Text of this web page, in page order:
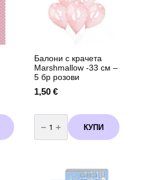
Балони с крачета
Marshmallow -33 см –
5 бр розови
1,50 €
количество
за
Балони
с
КУПИ